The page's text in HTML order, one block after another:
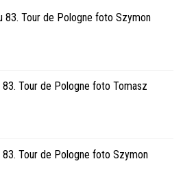
83. Tour de Pologne foto Szymon
Tour de Pologne foto Tomasz
Tour de Pologne foto Szymon